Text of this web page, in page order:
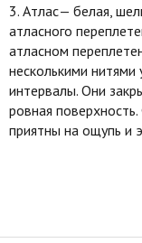
3. Атлас— белая,
атласного
атласном
несколькими нитями
интервалы. Они
ровная
приятны на ощупь и